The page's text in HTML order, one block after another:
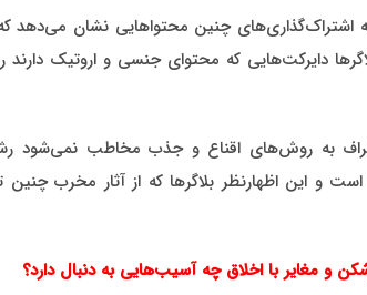
اشتراک‌گذاری‌های چنین محتواهایی نشان می‌دهد
دایرکت‌هایی که محتوای جنسی و اروتیک دارند را
به روش‌های اقناع و جذب مخاطب نمی‌شود
اظهارنظر بلاگرها که از آثار مخرب چنین
و مغایر با اخلاق چه آسیب‌هایی به دنبال دارد؟